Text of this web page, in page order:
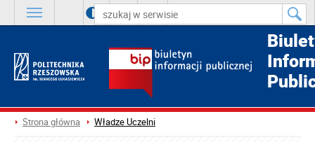
A A A
Strona główna Władze Uczelni